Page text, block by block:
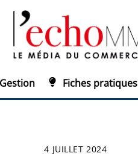
Gestion Fiches pratiques
4 JUILLET 2024